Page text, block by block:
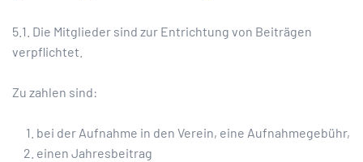
5.1. Die Mitglieder sind zur Entrichtung von Beiträgen
verpflichtet.
Zu zahlen sind:
bei der Aufnahme in den Verein, eine Aufnahmegebühr,
einen Jahresbeitrag